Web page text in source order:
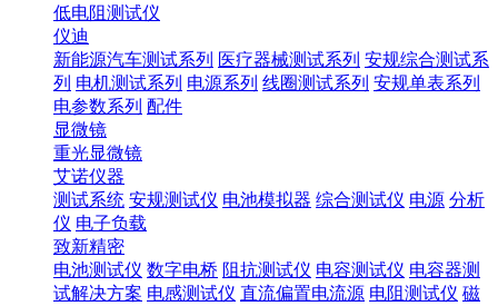
低电阻测试仪
仪迪
新能源汽车测试系列 医疗器械测试系列 安规综合测试系
列 电机测试系列 电源系列 线圈测试系列 安规单表系列
电参数系列 配件
显微镜
重光显微镜
艾诺仪器
测试系统 安规测试仪 电池模拟器 综合测试仪 电源 分析
仪 电子负载
致新精密
电池测试仪 数字电桥 阻抗测试仪 电容测试仪 电容器测
试解决方案 电感测试仪 直流偏置电流源 电阻测试仪 磁